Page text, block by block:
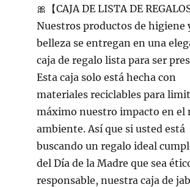
🎀【CAJA DE LISTA DE
Nuestros productos de higiene
belleza se entregan en una
caja de regalo lista para ser
Esta caja solo está hecha con
materiales reciclables para
máximo nuestro impacto en el
ambiente. Así que si usted está
buscando un regalo ideal
del Día de la Madre que sea
responsable, nuestra caja de